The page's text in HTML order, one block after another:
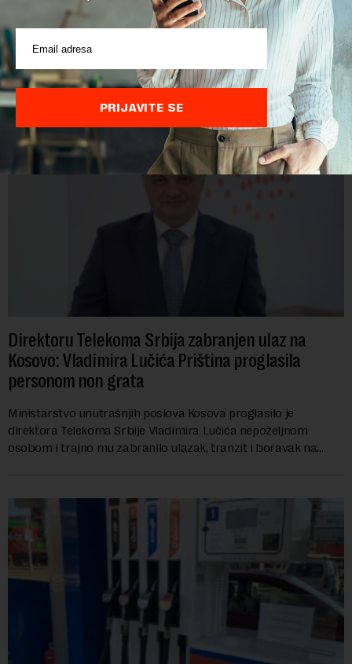
skeptični
Savez slobodnih sindikata predložio je Ministarstvu za rad
smanjenje granice za odlazak u penziju. Ukoliko bi njihov
predlog bio usvojen, žene bi u penziju išle sa 55, a muškarci sa
60 godina. Iako bi se ver...
Direktoru Telekoma Srbija zabranjen ulaz na
Kosovo: Vladimira Lučića Priština proglasila
personom non grata
Ministarstvo unutrašnjih poslova Kosova proglasilo je
direktora Telekoma Srbije Vladimira Lučića nepoželjnom
osobom i trajno mu zabranilo ulazak, tranzit i boravak na
PRIJAVITE SE